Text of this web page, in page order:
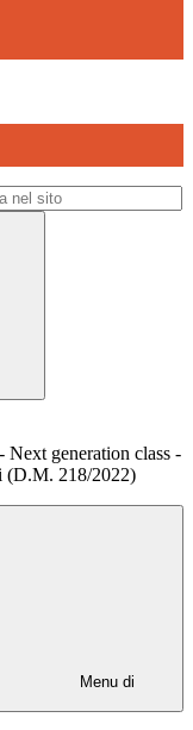
generation class -
(D.M. 218/2022)
Menu di